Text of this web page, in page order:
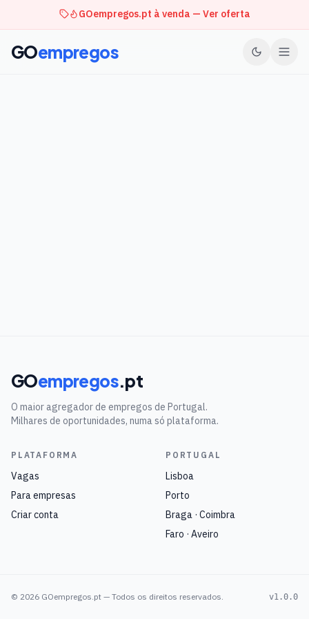
GOempregos.pt à venda — Ver oferta
GOempregos
GOempregos.pt
O maior agregador de empregos de Portugal.
Milhares de oportunidades, numa só plataforma.
PLATAFORMA
Vagas
Para empresas
Criar conta
PORTUGAL
Lisboa
Porto
Braga · Coimbra
Faro · Aveiro
© 2026 GOempregos.pt — Todos os direitos reservados. v1.0.0